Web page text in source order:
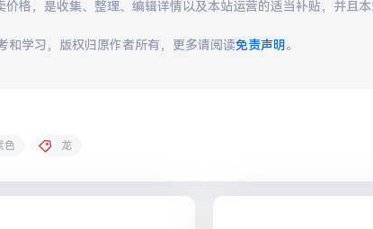
格，是收集、整理、编辑详情以及本站运营的适当补贴，并且本
和学习，版权归原作者所有，更多请阅读免责声明 。
色 龙